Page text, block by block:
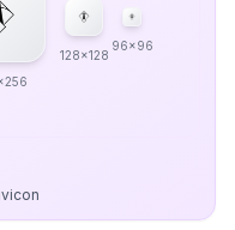
128x128
96x96